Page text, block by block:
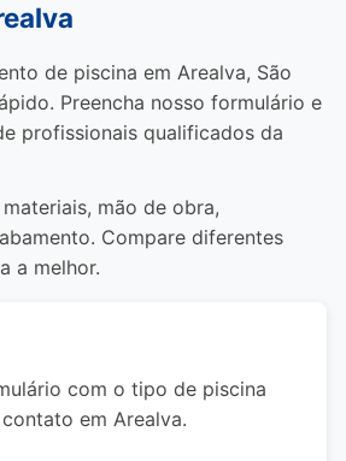
de piscina em Arealva, São
Preencha nosso formulário e
profissionais qualificados da
mão de obra,
Compare diferentes
a melhor.
com o tipo de piscina
em Arealva.